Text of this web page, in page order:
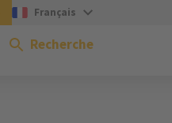
Français
Recherche